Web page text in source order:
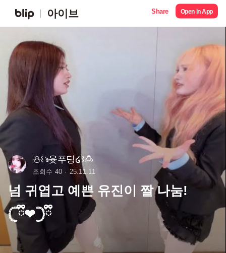
아이브 Share Open in App
⛄️꒰ঌ윶푸딩໒꒱🍮
조회수 40 25.11.11
넘 귀엽고 예쁜 유진이 짤 나눔!
𓊆ྀི❤︎𓊇ྀི